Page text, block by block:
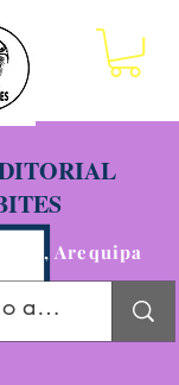
201, Arequipa